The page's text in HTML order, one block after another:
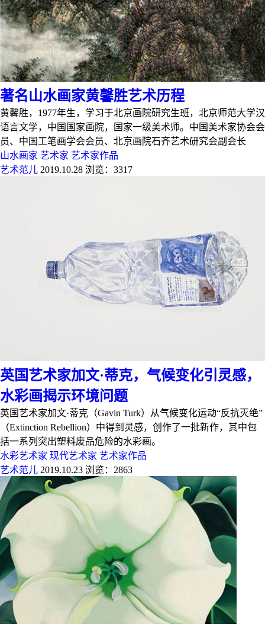
著名山水画家黄馨胜艺术历程
黄馨胜，1977年生，学习于北京画院研究生班，北京师范大学汉
语言文学，中国国家画院，国家一级美术师。中国美术家协会会
员、中国工笔画学会会员、北京画院石齐艺术研究会副会长
山水画家 艺术家 艺术家作品
艺术范儿 2019.10.28 浏览：3317
英国艺术家加文·蒂克，气候变化引灵感，
水彩画揭示环境问题
英国艺术家加文·蒂克（Gavin Turk）从气候变化运动“反抗灭绝”
（Extinction Rebellion）中得到灵感，创作了一批新作，其中包
括一系列突出塑料废品危险的水彩画。
水彩艺术家 现代艺术家 艺术家作品
艺术范儿 2019.10.23 浏览：2863